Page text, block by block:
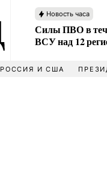
Новость часа
Силы ПВО в
ВСУ над 12
РОССИЯ И США